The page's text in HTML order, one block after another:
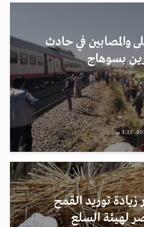
والمصابين في حادث
بسوهاج
زيادة توريد القمح
لهيئة السلع